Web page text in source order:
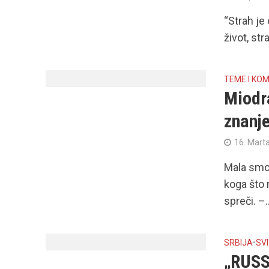
“Strah
život,
TEME I
16.
Mala
koga što
spreči.
SRBIJA•